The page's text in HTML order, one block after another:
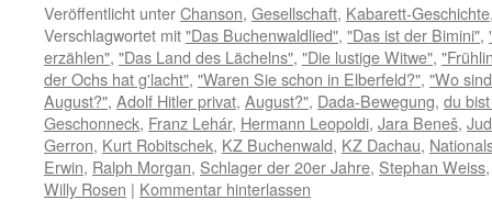
Veröffentlicht unterChanson, Gesellschaft, Kabarett-Geschichte
Verschlagwortet mit"Das Buchenwaldlied", "Das ist der Bimini",
erzählen", "Das Land des Lächelns", "Die lustige Witwe",
der Ochs hat g'lacht", "Waren Sie schon in Elberfeld?", "Wo
August?", Adolf Hitler privat, August?", Dada-Bewegung, du
Geschonneck, Franz Lehár, Hermann Leopoldi, Jara Beneš,
Gerron, Kurt Robitschek, KZ Buchenwald, KZ Dachau,
Erwin, Ralph Morgan, Schlager der 20er Jahre, Stephan Weiss
Willy Rosen | Kommentar hinterlassen